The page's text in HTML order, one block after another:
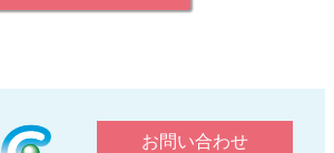
お問い合わせ